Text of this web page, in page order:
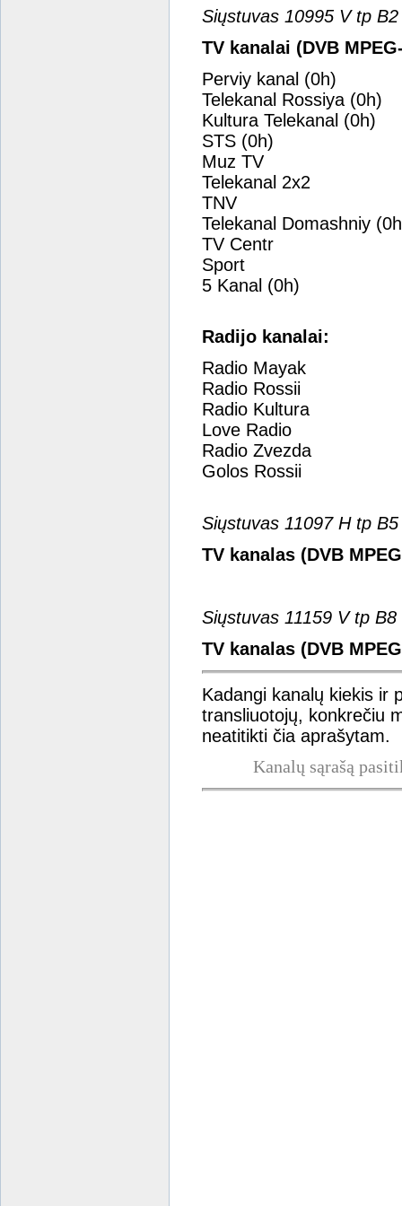
Siųstuvas 10995 V tp
TV kanalai (DVB
Perviy kanal (0h)
Telekanal Rossiya (0h)
Kultura Telekanal (0h)
STS (0h)
Muz TV
Telekanal 2x2
TNV
Telekanal Domashniy
TV Centr
Sport
5 Kanal (0h)
Radijo kanalai:
Radio Mayak
Radio Rossii
Radio Kultura
Love Radio
Radio Zvezda
Golos Rossii
Siųstuvas 11097 H tp
TV kanalas (DVB
Siųstuvas 11159 V tp
TV kanalas (DVB
Kadangi kanalų kiekis ir
transliuotojų, konkrečiu
neatitikti čia aprašytam.
Kanalų sąrašą